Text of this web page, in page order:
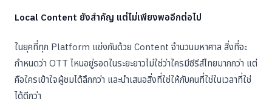
Local Content ยังสำคัญ แต่ไม่เพียงพออีกต่อไป
ในยุคที่ทุก Platform แข่งกันด้วย Content จำนวนมหาศาล สิ่งที่จะ
กำหนดว่า OTT ไหนอยู่รอดในระยะยาวไม่ใช่ว่าใครมีซีรีส์ไทยมากกว่า แต่
คือใครเข้าใจผู้ชมได้ลึกกว่า และนำเสนอสิ่งที่ใช่ให้กับคนที่ใช่ในเวลาที่ใช่
ได้ดีกว่า